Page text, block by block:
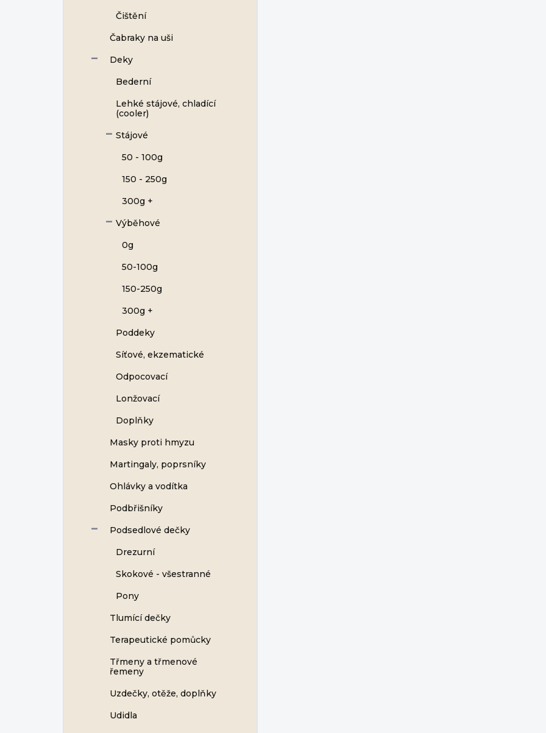
Čištění
Čabraky na uši
Deky
Bederní
Lehké stájové, chladící
(cooler)
Stájové
50 - 100g
150 - 250g
300g +
Výběhové
0g
50-100g
150-250g
300g +
Poddeky
Síťové, ekzematické
Odpocovací
Lonžovací
Doplňky
Masky proti hmyzu
Martingaly, poprsníky
Ohlávky a vodítka
Podbřišníky
Podsedlové dečky
Drezurní
Skokové - všestranné
Pony
Tlumící dečky
Terapeutické pomůcky
Třmeny a třmenové
řemeny
Uzdečky, otěže, doplňky
Udidla